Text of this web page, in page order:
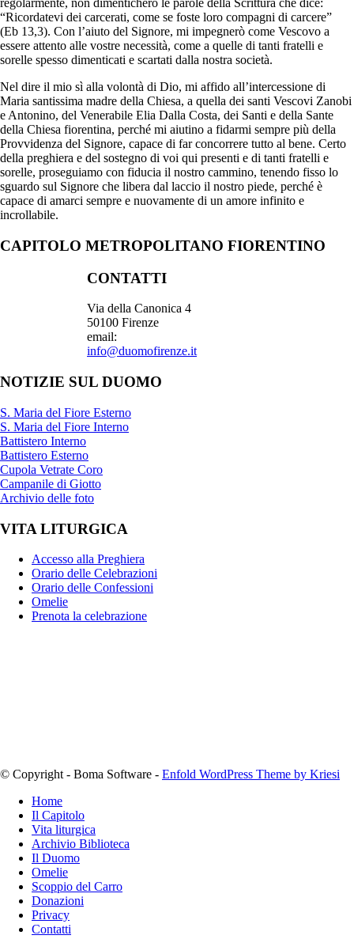
regolarmente, non dimenticherò le parole della Scrittura che dice:
“Ricordatevi dei carcerati, come se foste loro compagni di carcere”
(Eb 13,3). Con l’aiuto del Signore, mi impegnerò come Vescovo a
essere attento alle vostre necessità, come a quelle di tanti fratelli e
sorelle spesso dimenticati e scartati dalla nostra società.
Nel dire il mio sì alla volontà di Dio, mi affido all’intercessione di
Maria santissima madre della Chiesa, a quella dei santi Vescovi Zanobi
e Antonino, del Venerabile Elia Dalla Costa, dei Santi e della Sante
della Chiesa fiorentina, perché mi aiutino a fidarmi sempre più della
Provvidenza del Signore, capace di far concorrere tutto al bene. Certo
della preghiera e del sostegno di voi qui presenti e di tanti fratelli e
sorelle, proseguiamo con fiducia il nostro cammino, tenendo fisso lo
sguardo sul Signore che libera dal laccio il nostro piede, perché è
capace di amarci sempre e nuovamente di un amore infinito e
incrollabile.
CAPITOLO METROPOLITANO FIORENTINO
CONTATTI
Via della Canonica 4
50100 Firenze
email:
info@duomofirenze.it
NOTIZIE SUL DUOMO
S. Maria del Fiore Esterno
S. Maria del Fiore Interno
Battistero Interno
Battistero Esterno
Cupola Vetrate Coro
Campanile di Giotto
Archivio delle foto
VITA LITURGICA
Accesso alla Preghiera
Orario delle Celebrazioni
Orario delle Confessioni
Omelie
Prenota la celebrazione
© Copyright - Boma Software - Enfold WordPress Theme by Kriesi
Home
Il Capitolo
Vita liturgica
Archivio Biblioteca
Il Duomo
Omelie
Scoppio del Carro
Donazioni
Privacy
Contatti